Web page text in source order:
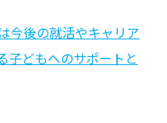
今後の就活やキャリア
子どもへのサポートと